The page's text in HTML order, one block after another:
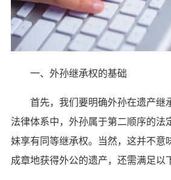
一、外孙继承权的基础
首先，我们要明确外孙在遗产继
法律体系中，外孙属于第二顺序的法
妹享有同等继承权。当然，这并不意
成章地获得外公的遗产，还需满足以